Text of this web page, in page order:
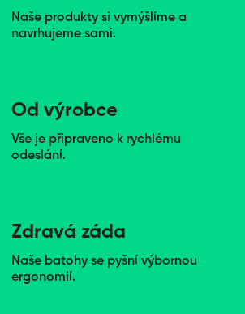
Naše produkty si vymýšlíme a
navrhujeme sami.
Od výrobce
Vše je připraveno k rychlému
odeslání.
Zdravá záda
Naše batohy se pyšní výbornou
ergonomií.